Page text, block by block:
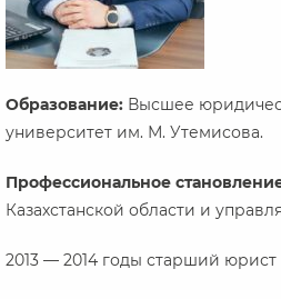
Образование: Высшее
университет им. М. Утемисова.
Профессиональное
Казахстанской области и
2013 — 2014 годы старший